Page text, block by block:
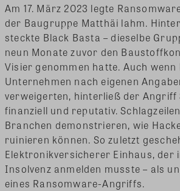
Am 17. März 2023 legte
der Baugruppe Matthäi lahm.
steckte Black Basta – dieselbe
neun Monate zuvor den
Visier genommen hatte. Auch wenn
Unternehmen nach eigenen
verweigerten, hinterließ der Angriff
finanziell und reputativ.
Branchen demonstrieren, wie
ruinieren können. So zuletzt
Elektronikversicherer Einhaus, der
Insolvenz anmelden musste – als
eines Ransomware-Angriffs.